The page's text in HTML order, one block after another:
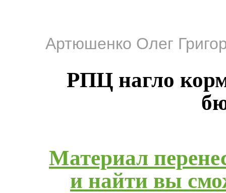
Артюшенко Олег
РПЦ нагло
Материал
и найти вы